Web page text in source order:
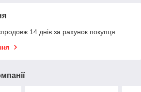
14 днів за рахунок покупця